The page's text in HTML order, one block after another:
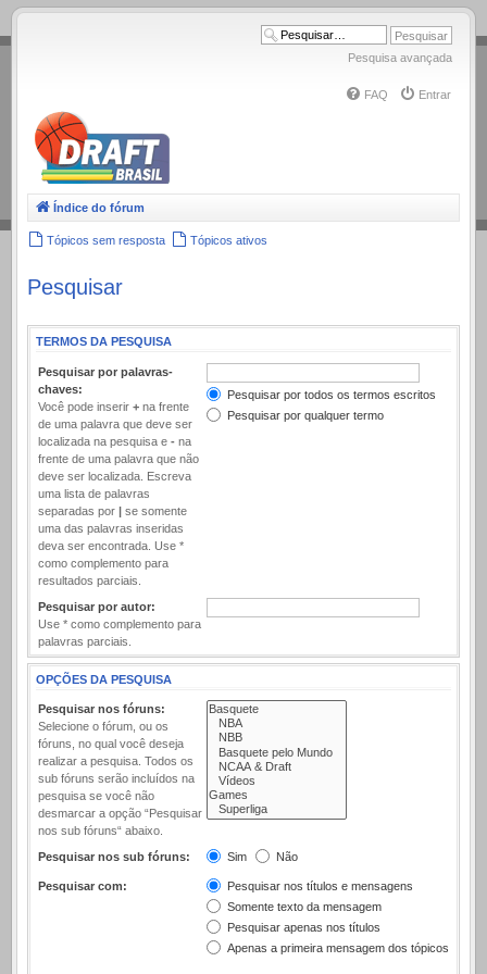
.
Pesquisa avançada
FAQ Entrar
Índice do fórum
Tópicos sem resposta Tópicos ativos
Pesquisar
TERMOS DA PESQUISA
Pesquisar por palavras-
chaves:
Você pode inserir + na frente
de uma palavra que deve ser
localizada na pesquisa e - na
frente de uma palavra que não
deve ser localizada. Escreva
uma lista de palavras
separadas por | se somente
uma das palavras inseridas
deva ser encontrada. Use *
como complemento para
resultados parciais.
Pesquisar por todos os termos escritos
Pesquisar por qualquer termo
Pesquisar por autor:
Use * como complemento para
palavras parciais.
OPÇÕES DA PESQUISA
Pesquisar nos fóruns:
Selecione o fórum, ou os
fóruns, no qual você deseja
realizar a pesquisa. Todos os
sub fóruns serão incluídos na
pesquisa se você não
desmarcar a opção “Pesquisar
nos sub fóruns“ abaixo.
Pesquisar nos sub fóruns:
Sim Não
Pesquisar com:
Pesquisar nos títulos e mensagens
Somente texto da mensagem
Pesquisar apenas nos títulos
Apenas a primeira mensagem dos tópicos